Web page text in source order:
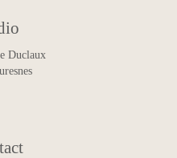
Duclaux